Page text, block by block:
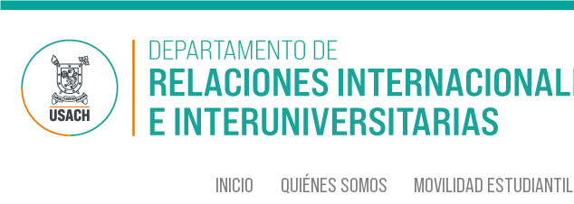
Pasar al contenido principal
INICIO QUIÉNES SOMOS MOVILIDAD ESTUDIANTIL